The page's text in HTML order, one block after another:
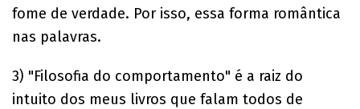
fome de verdade. Por isso, essa forma romântica
nas palavras.
3) "Filosofia do comportamento" é a raiz do
intuito dos meus livros que falam todos de